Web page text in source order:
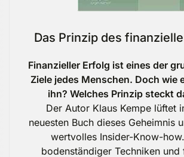
Das Prinzip des
Finanzieller Erfolg ist eines der
Ziele jedes Menschen. Doch wie
ihn? Welches Prinzip steckt
Der Autor Klaus Kempe lüftet
neuesten Buch dieses Geheimnis
wertvolles Insider-Know-
bodenständiger Techniken und